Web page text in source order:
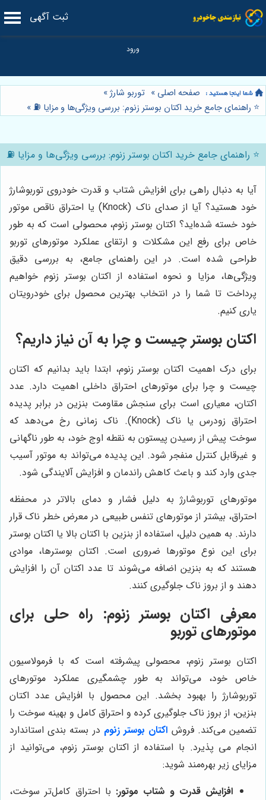
ثبت آگهی
صفحه اصلی » توربو شارژ»
⭐️ راهنمای جامع خرید اکتان بوستر زنوم: بررسی ویژگی‌ها و مزایا ⛽️»
⭐️ راهنمای جامع خرید اکتان بوستر زنوم: بررسی ویژگی‌ها و مزایا ⛽️
آیا به دنبال راهی برای افزایش شتاب و قدرت خودروی توربوشارژ
خود هستید؟ آیا از صدای ناک (Knock) یا احتراق ناقص موتور
خود خسته شده‌اید؟ اکتان بوستر زنوم، محصولی است که به طور
خاص برای رفع این مشکلات و ارتقای عملکرد موتورهای توربو
طراحی شده است. در این راهنمای جامع، به بررسی دقیق
ویژگی‌ها، مزایا و نحوه استفاده از اکتان بوستر زنوم خواهیم
پرداخت تا شما را در انتخاب بهترین محصول برای خودرویتان
یاری کنیم.
اکتان بوستر چیست و چرا به آن نیاز داریم؟
برای درک اهمیت اکتان بوستر زنوم، ابتدا باید بدانیم که اکتان
چیست و چرا برای موتورهای احتراق داخلی اهمیت دارد. عدد
اکتان، معیاری است برای سنجش مقاومت بنزین در برابر پدیده
احتراق زودرس یا ناک (Knock). ناک زمانی رخ می‌دهد که
سوخت پیش از رسیدن پیستون به نقطه اوج خود، به طور ناگهانی
و غیرقابل کنترل منفجر شود. این پدیده می‌تواند به موتور آسیب
جدی وارد کند و باعث کاهش راندمان و افزایش آلایندگی شود.
موتورهای توربوشارژ به دلیل فشار و دمای بالاتر در محفظه
احتراق، بیشتر از موتورهای تنفس طبیعی در معرض خطر ناک قرار
دارند. به همین دلیل، استفاده از بنزین با اکتان بالا یا اکتان بوستر
برای این نوع موتورها ضروری است. اکتان بوسترها، موادی
هستند که به بنزین اضافه می‌شوند تا عدد اکتان آن را افزایش
دهند و از بروز ناک جلوگیری کنند.
معرفی اکتان بوستر زنوم: راه حلی برای
موتورهای توربو
اکتان بوستر زنوم، محصولی پیشرفته است که با فرمولاسیون
خاص خود، می‌تواند به طور چشمگیری عملکرد موتورهای
توربوشارژ را بهبود بخشد. این محصول با افزایش عدد اکتان
بنزین، از بروز ناک جلوگیری کرده و احتراق کامل و بهینه سوخت را
تضمین می‌کند. فروش اکتان بوستر زنوم در بسته بندی استاندارد
انجام می پذیرد. با استفاده از اکتان بوستر زنوم، می‌توانید از
مزایای زیر بهره‌مند شوید:
افزایش قدرت و شتاب موتور: با احتراق کامل‌تر سوخت،